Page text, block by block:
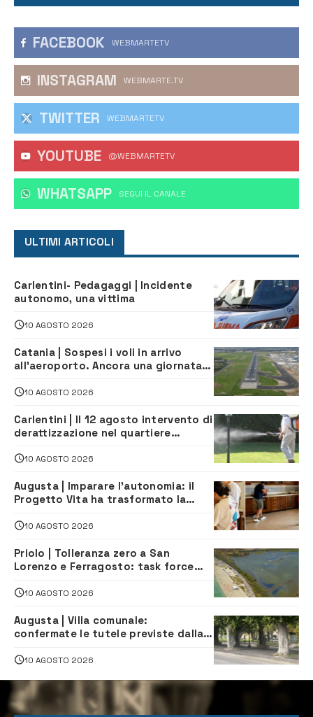
FACEBOOK WEBMARTETV
INSTAGRAM WEBMARTE.TV
TWITTER WEBMARTETV
YOUTUBE @WEBMARTETV
WHATSAPP ‎SEGUI IL CANALE
ULTIMI ARTICOLI
Carlentini- Pedagaggi | Incidente
autonomo, una vittima
10 AGOSTO 2026
Catania | Sospesi i voli in arrivo
all’aeroporto. Ancora una giornata
10 AGOSTO 2026
Carlentini | Il 12 agosto intervento di
derattizzazione nel quartiere
10 AGOSTO 2026
Augusta | Imparare l’autonomia: il
Progetto Vita ha trasformato la
indipendenza
10 AGOSTO 2026
Priolo | Tolleranza zero a San
Lorenzo e Ferragosto: task force
navette gratuite
10 AGOSTO 2026
Augusta | Villa comunale:
confermate le tutele previste dalla
10 AGOSTO 2026